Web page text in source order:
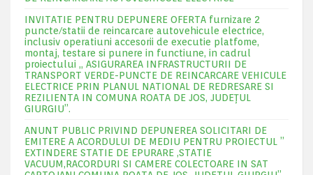
INVITATIE PENTRU DEPUNERE OFERTA furnizare 2
puncte/statii de reincarcare autovehicule electrice,
inclusiv operatiuni accesorii de executie platfome,
montaj, testare si punere in functiune, in cadrul
proiectului „ ASIGURAREA INFRASTRUCTURII DE
TRANSPORT VERDE-PUNCTE DE REINCARCARE VEHICULE
ELECTRICE PRIN PLANUL NATIONAL DE REDRESARE SI
REZILIENTA IN COMUNA ROATA DE JOS, JUDEŢUL
GIURGIU”.
ANUNT PUBLIC PRIVIND DEPUNEREA SOLICITARI DE
EMITERE A ACORDULUI DE MEDIU PENTRU PROIECTUL ”
EXTINDERE STATIE DE EPURARE ,STATIE
VACUUM,RACORDURI SI CAMERE COLECTOARE IN SAT